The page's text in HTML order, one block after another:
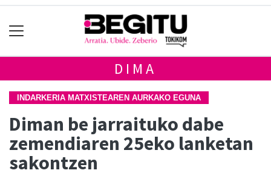
DIMA
INDARKERIA MATXISTEAREN AURKAKO EGUNA
Diman be jarraituko dabe
zemendiaren 25eko lanketan
sakontzen